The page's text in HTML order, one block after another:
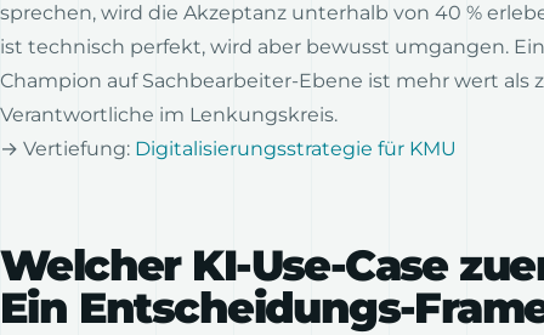
sprechen, wird die Akzeptanz unterhalb von 40 %
ist technisch perfekt, wird aber bewusst umgangen.
Champion auf Sachbearbeiter-Ebene ist mehr wert als
Verantwortliche im Lenkungskreis.
→ Vertiefung: Digitalisierungsstrategie für KMU
Welcher KI-Use-Case
Ein Entscheidungs-